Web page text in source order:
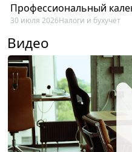
Профессиональный
30 июля 2026Налоги и бухучет
Видео